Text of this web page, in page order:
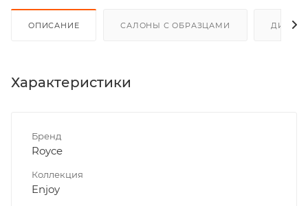
ОПИСАНИЕ САЛОНЫ С ОБРАЗЦАМИ
Характеристики
Бренд
Royce
Коллекция
Enjoy